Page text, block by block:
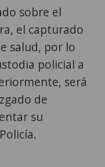
sobre el
el capturado
salud, por lo
policial a
será
de
su